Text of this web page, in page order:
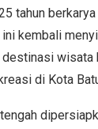
tahun
kembali
wisata
di Kota